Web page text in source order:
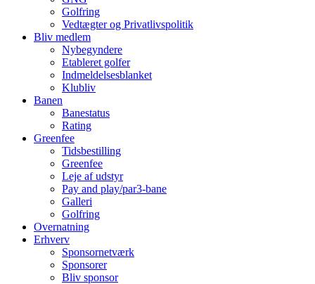
Golfring
Vedtægter og Privatlivspolitik
Bliv medlem
Nybegyndere
Etableret golfer
Indmeldelsesblanket
Klubliv
Banen
Banestatus
Rating
Greenfee
Tidsbestilling
Greenfee
Leje af udstyr
Pay and play/par3-bane
Galleri
Golfring
Overnatning
Erhverv
Sponsornetværk
Sponsorer
Bliv sponsor